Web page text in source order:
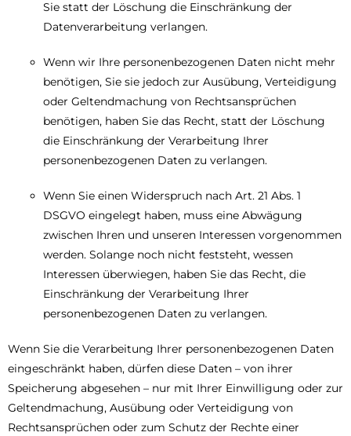
Sie statt der Löschung die Einschränkung der
Datenverarbeitung verlangen.
Wenn wir Ihre personenbezogenen Daten nicht mehr
benötigen, Sie sie jedoch zur Ausübung, Verteidigung
oder Geltendmachung von Rechtsansprüchen
benötigen, haben Sie das Recht, statt der Löschung
die Einschränkung der Verarbeitung Ihrer
personenbezogenen Daten zu verlangen.
Wenn Sie einen Widerspruch nach Art. 21 Abs. 1
DSGVO eingelegt haben, muss eine Abwägung
zwischen Ihren und unseren Interessen vorgenommen
werden. Solange noch nicht feststeht, wessen
Interessen überwiegen, haben Sie das Recht, die
Einschränkung der Verarbeitung Ihrer
personenbezogenen Daten zu verlangen.
Wenn Sie die Verarbeitung Ihrer personenbezogenen Daten
eingeschränkt haben, dürfen diese Daten – von ihrer
Speicherung abgesehen – nur mit Ihrer Einwilligung oder zur
Geltendmachung, Ausübung oder Verteidigung von
Rechtsansprüchen oder zum Schutz der Rechte einer